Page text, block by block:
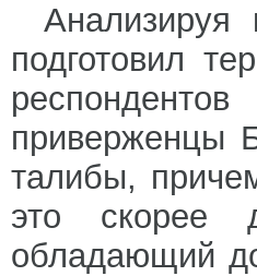
Анализируя
подготовил
талибы,
это скорее
обладающий